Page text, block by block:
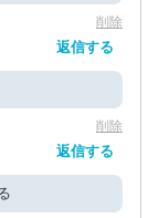
削除
返信する
削除
返信する